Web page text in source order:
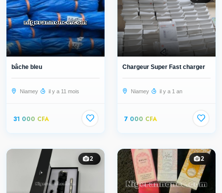
bâche bleu
Niamey il y a 11 mois
31 000 CFA
Chargeur Super Fast charger
Niamey il y a 1 an
7 000 CFA
2 2